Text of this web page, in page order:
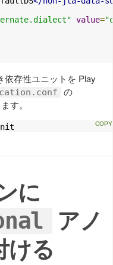
value=
依存性ユニットを Play
の
す。
に
アノ
ける